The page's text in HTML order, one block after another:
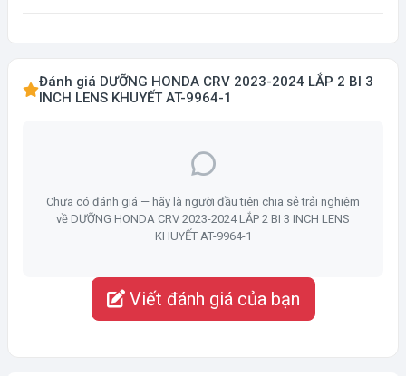
Đánh giá DƯỠNG HONDA CRV 2023-2024 LẮP 2 BI 3
INCH LENS KHUYẾT AT-9964-1
Chưa có đánh giá — hãy là người đầu tiên chia sẻ trải nghiệm
về DƯỠNG HONDA CRV 2023-2024 LẮP 2 BI 3 INCH LENS
KHUYẾT AT-9964-1
Viết đánh giá của bạn